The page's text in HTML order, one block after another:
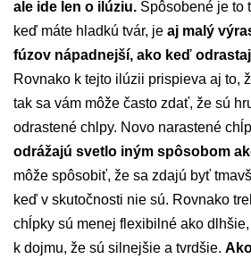
ale ide len o ilúziu. Spôsobené je to
keď máte hladkú tvár, je aj malý
fúzov nápadnejší, ako keď
Rovnako k tejto ilúzii prispieva aj to,
tak sa vám môže často zdať, že sú
odrastené chlpy. Novo narastené
odrážajú svetlo iným spôsobom
môže spôsobiť, že sa zdajú byť
keď v skutočnosti nie sú. Rovnako
chĺpky sú menej flexibilné ako
k dojmu, že sú silnejšie a tvrdšie.